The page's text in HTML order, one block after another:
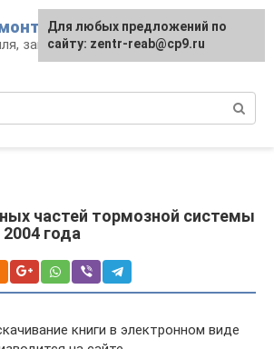
запчасти и
частей тормозной системы
года
книги в электронном виде
Для любых предложений по
сайту: zentr-reab@cp9.ru